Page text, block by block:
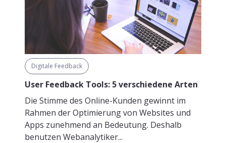
Digitale Feedback
User Feedback Tools: 5 verschiedene Arten
Die Stimme des Online-Kunden gewinnt im
Rahmen der Optimierung von Websites und
Apps zunehmend an Bedeutung. Deshalb
benutzen Webanalytiker...